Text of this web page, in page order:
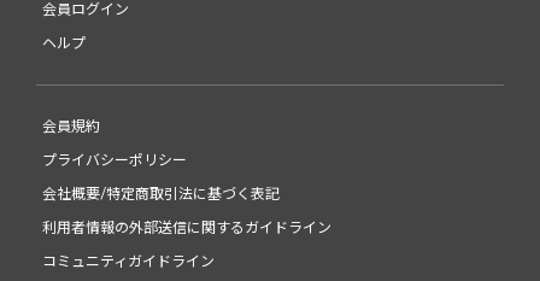
会員ログイン
ヘルプ
会員規約
プライバシーポリシー
会社概要/特定商取引法に基づく表記
利用者情報の外部送信に関するガイドライン
コミュニティガイドライン